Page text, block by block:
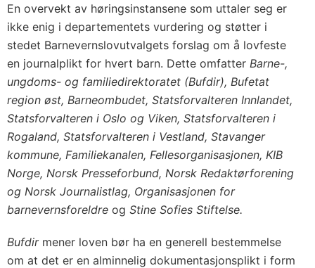
En overvekt av høringsinstansene som uttaler seg er
ikke enig i departementets vurdering og støtter i
stedet Barnevernslovutvalgets forslag om å lovfeste
en journalplikt for hvert barn. Dette omfatter Barne-,
ungdoms- og familiedirektoratet (Bufdir), Bufetat
region øst, Barneombudet, Statsforvalteren Innlandet,
Statsforvalteren i Oslo og Viken, Statsforvalteren i
Rogaland, Statsforvalteren i Vestland, Stavanger
kommune, Familiekanalen, Fellesorganisasjonen, KIB
Norge, Norsk Presseforbund, Norsk Redaktørforening
og Norsk Journalistlag, Organisasjonen for
barnevernsforeldre og Stine Sofies Stiftelse.
Bufdirmener loven bør ha en generell bestemmelse
om at det er en alminnelig dokumentasjonsplikt i form